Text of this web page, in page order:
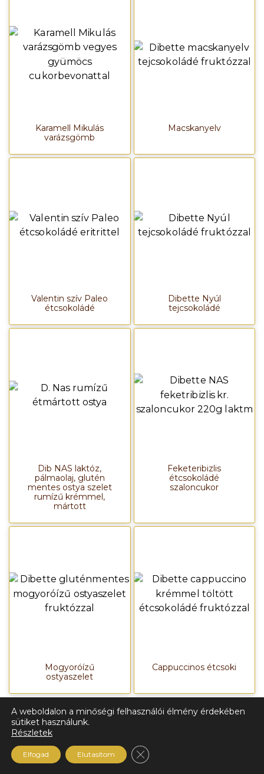
Karamell Mikulás
varázsgömb
Macskanyelv
Valentin szív Paleo
étcsokoládé
Dibette Nyúl
tejcsokoládé
Dib NAS laktóz,
pálmaolaj, glutén
mentes ostya szelet
rumízű krémmel,
mártott
Feketeribizlis
étcsokoládé
szaloncukor
Mogyoróízű
ostyaszelet
Cappuccinos étcsoki
A weboldalon a minőségi felhasználói élmény érdekében
sütiket használunk.
Részletek
Elfogad Elutasítom Close GDPR Cookie